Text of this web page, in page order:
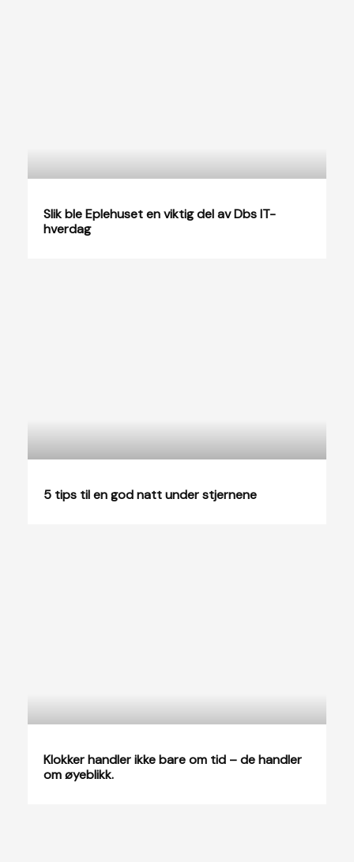
Slik ble Eplehuset en viktig del av Dbs IT-
hverdag
5 tips til en god natt under stjernene
Klokker handler ikke bare om tid – de handler
om øyeblikk.